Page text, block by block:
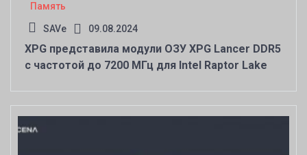
Память
SAVe 09.08.2024
XPG представила модули ОЗУ XPG Lancer DDR5
с частотой до 7200 МГц для Intel Raptor Lake